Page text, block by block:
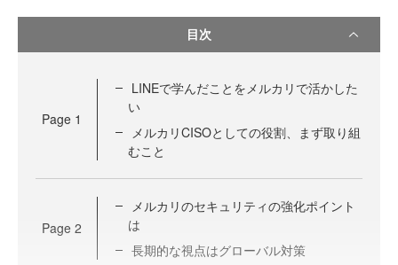
目次
Page 1
LINEで学んだことをメルカリで活かした
い
メルカリCISOとしての役割、まず取り組
むこと
Page 2
メルカリのセキュリティの強化ポイント
は
長期的な視点はグローバル対策